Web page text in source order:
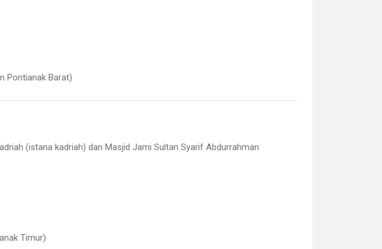
Pontianak Barat)
(istana kadriah) dan Masjid Jami Sultan Syarif Abdurrahman
Timur)